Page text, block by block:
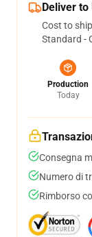
Deliver
Cost to
Standard -
Production
Today
Consegna
Numero di
Rimborso